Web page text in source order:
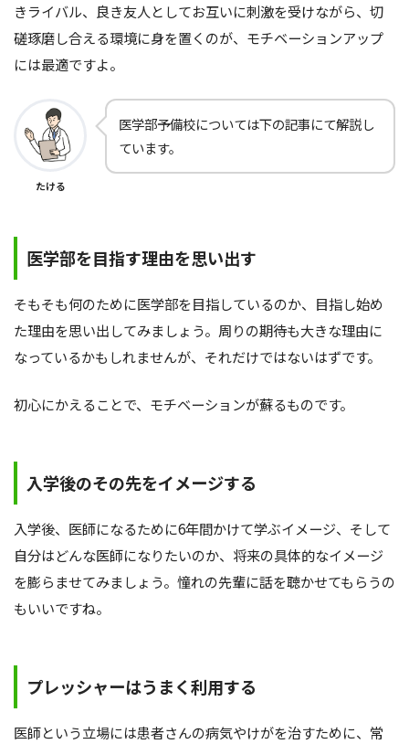
きライバル、良き友人としてお互いに刺激を受けながら、切
磋琢磨し合える環境に身を置くのが、モチベーションアップ
には最適ですよ。
たける
医学部予備校については下の記事にて解説し
ています。
医学部を目指す理由を思い出す
そもそも何のために医学部を目指しているのか、目指し始め
た理由を思い出してみましょう。周りの期待も大きな理由に
なっているかもしれませんが、それだけではないはずです。
初心にかえることで、モチベーションが蘇るものです。
入学後のその先をイメージする
入学後、医師になるために6年間かけて学ぶイメージ、そして
自分はどんな医師になりたいのか、将来の具体的なイメージ
を膨らませてみましょう。憧れの先輩に話を聴かせてもらうの
もいいですね。
プレッシャーはうまく利用する
医師という立場には患者さんの病気やけがを治すために、常